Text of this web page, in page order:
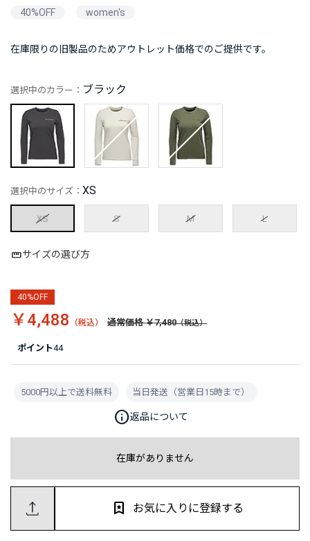
40%OFF women's
在庫限りの旧製品のためアウトレット価格でのご提供です。
ポイント44
選択中のカラー： ブラック
選択中のサイズ： XS
XS S M L
サイズの選び方
40%OFF
￥4,488 通常価格 ￥7,480
在庫がありません
お気に入りに登録する
5000円以上で送料無料 当日発送（営業日15時まで）
info返品について